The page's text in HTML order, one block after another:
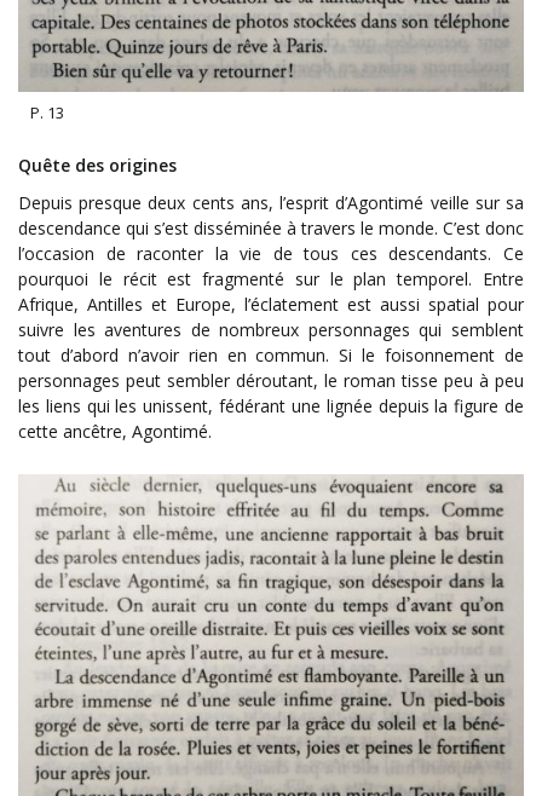
P. 13
Quête des origines
Depuis presque deux cents ans, l’esprit d’Agontimé veille sur sa
descendance qui s’est disséminée à travers le monde. C’est donc
l’occasion de raconter la vie de tous ces descendants. Ce
pourquoi le récit est fragmenté sur le plan temporel. Entre
Afrique, Antilles et Europe, l’éclatement est aussi spatial pour
suivre les aventures de nombreux personnages qui semblent
tout d’abord n’avoir rien en commun. Si le foisonnement de
personnages peut sembler déroutant, le roman tisse peu à peu
les liens qui les unissent, fédérant une lignée depuis la figure de
cette ancêtre, Agontimé.